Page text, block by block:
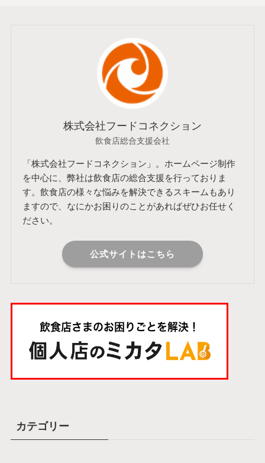
株式会社フードコネクション
飲食店総合支援会社
「株式会社フードコネクション」。ホームページ制作
を中心に、弊社は飲食店の総合支援を行っておりま
す。飲食店の様々な悩みを解決できるスキームもあり
ますので、なにかお困りのことがあればぜひお任せく
ださい。
公式サイトはこちら
カテゴリー